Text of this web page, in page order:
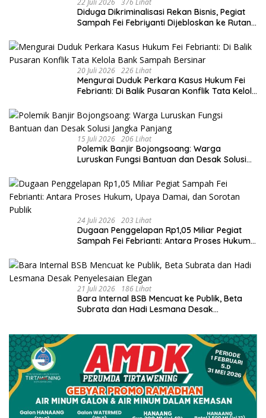
22 Juli 2026 376 Lihat
Diduga Dikriminalisasi Rekan Bisnis, Pegiat
Sampah Fei Febriyanti Dijebloskan ke Rutan
20 Juli 2026 226 Lihat
​Mengurai Duduk Perkara Kasus Hukum Fei
Febrianti: Di Balik Pusaran Konflik Tata Kelola
15 Juli 2026 206 Lihat
Polemik Banjir Bojongsoang: Warga
Luruskan Fungsi Bantuan dan Desak Solusi
24 Juli 2026 203 Lihat
Dugaan Penggelapan Rp1,05 Miliar Pegiat
Sampah Fei Febrianti: Antara Proses Hukum,
21 Juli 2026 186 Lihat
Bara Internal BSB Mencuat ke Publik, Beta
Subrata dan Hadi Lesmana Desak